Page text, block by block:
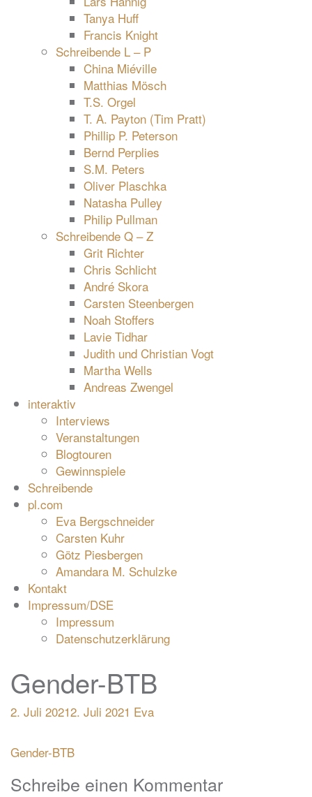
Tanya Huff
Francis Knight
Schreibende L – P
China Miéville
Matthias Mösch
T.S. Orgel
T. A. Payton (Tim Pratt)
Phillip P. Peterson
Bernd Perplies
S.M. Peters
Oliver Plaschka
Natasha Pulley
Philip Pullman
Schreibende Q – Z
Grit Richter
Chris Schlicht
André Skora
Carsten Steenbergen
Noah Stoffers
Lavie Tidhar
Judith und Christian Vogt
Martha Wells
Andreas Zwengel
interaktiv
Interviews
Veranstaltungen
Blogtouren
Gewinnspiele
Schreibende
pl.com
Eva Bergschneider
Carsten Kuhr
Götz Piesbergen
Amandara M. Schulzke
Kontakt
Impressum/DSE
Impressum
Datenschutzerklärung
Gender-BTB
2. Juli 20212. Juli 2021 Eva
Beitragsnavigation
Gender-BTB
Schreibe einen Kommentar